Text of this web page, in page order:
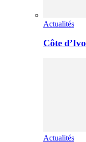
Actualités
Côte
Actualités